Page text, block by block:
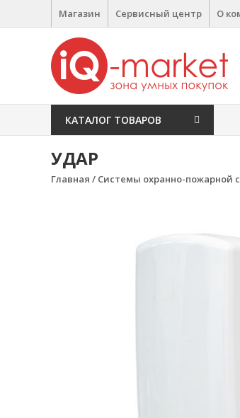
Перейти к содержимому
Магазин Сервисный центр О
IQ Market
зона умных покупок
КАТАЛОГ ТОВАРОВ
УДАР
Главная / Системы охранно-пожарной